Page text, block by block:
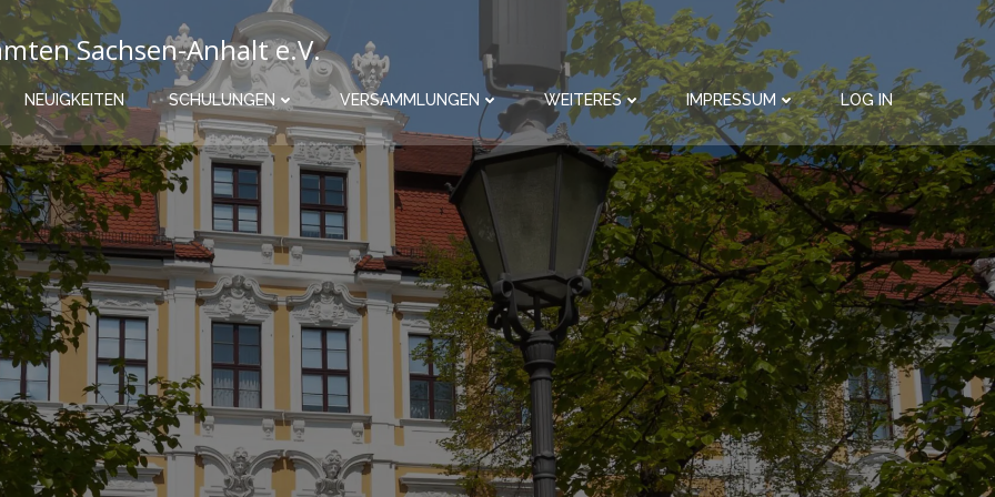
Sachsen-Anhalt e.V.
NEUIGKEITEN SCHULUNGEN VERSAMMLUNGEN WEITERES IMPRESSUM LOG IN